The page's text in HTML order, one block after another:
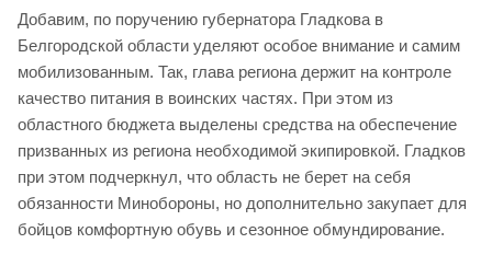
Добавим, по поручению губернатора Гладкова в
Белгородской области уделяют особое внимание и самим
мобилизованным. Так, глава региона держит на контроле
качество питания в воинских частях. При этом из
областного бюджета выделены средства на обеспечение
призванных из региона необходимой экипировкой. Гладков
при этом подчеркнул, что область не берет на себя
обязанности Минобороны, но дополнительно закупает для
бойцов комфортную обувь и сезонное обмундирование.